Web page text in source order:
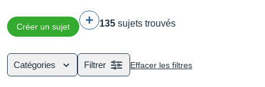
Créer un sujet 135 sujets trouvés
Catégories Filtrer Effacer les filtres